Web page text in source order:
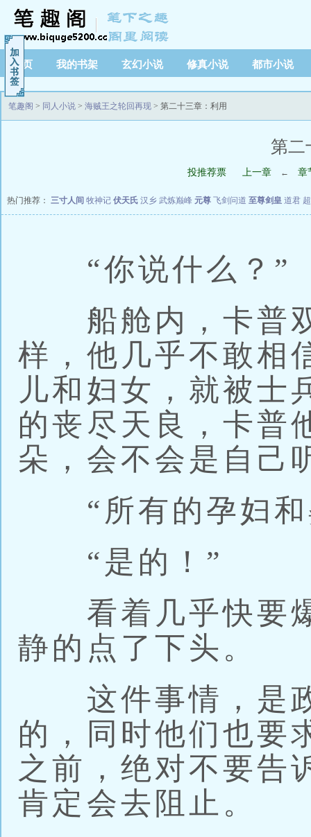
首页 我的书架 玄幻小说 修真小说 都市小说
笔趣阁 > 同人小说 > 海贼王之轮回再现 > 第二十三章：利用
第二
投推荐票 上一章 ← 章
热门推荐： 三寸人间 牧神记 伏天氏 汉乡 武炼巅峰 元尊 飞剑问道 至尊剑皇 道君
“你说什么？”
船舱内，卡普双
样，他几乎不敢相
儿和妇女，就被士
的丧尽天良，卡普
朵，会不会是自己
“所有的孕妇和
“是的！”
看着几乎快要爆
静的点了下头。
这件事情，是政
的，同时他们也要
之前，绝对不要告
肯定会去阻止。